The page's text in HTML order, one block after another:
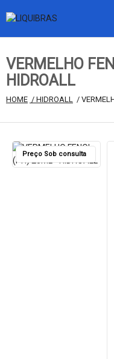
VERMELHO
HIDROALL
HOME / HIDROALL /
Preço Sob consulta